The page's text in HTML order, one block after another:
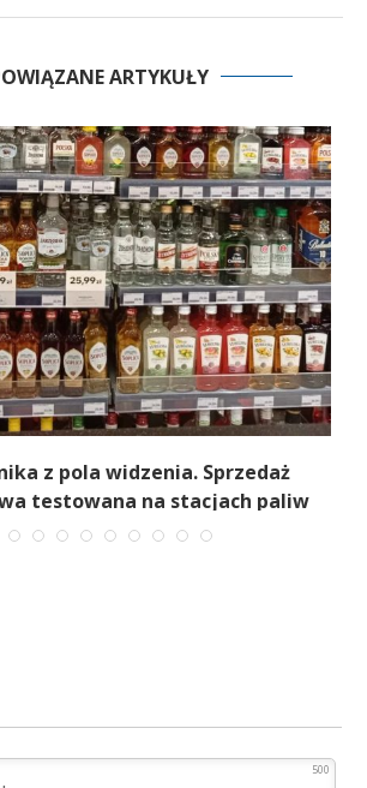
ARTYKUŁY
z pola widzenia. Sprzedaż
testowana na stacjach paliw
500